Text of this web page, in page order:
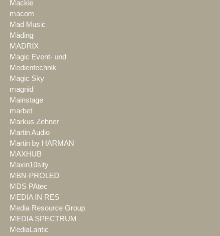
Mackie
macom
Mad Music
Mäding
MADRIX
Magic Event- und
Medientechnik
Magic Sky
magnid
Mainstage
marbet
Markus Zehner
Martin Audio
Martin by HARMAN
MAXHUB
Maxin10sity
MBN-PROLED
MDS PAtec
MEDIA IN RES
Media Resource Group
MEDIA SPECTRUM
MediaLantic